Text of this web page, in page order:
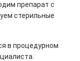
препарат с
стерильные
в процедурном